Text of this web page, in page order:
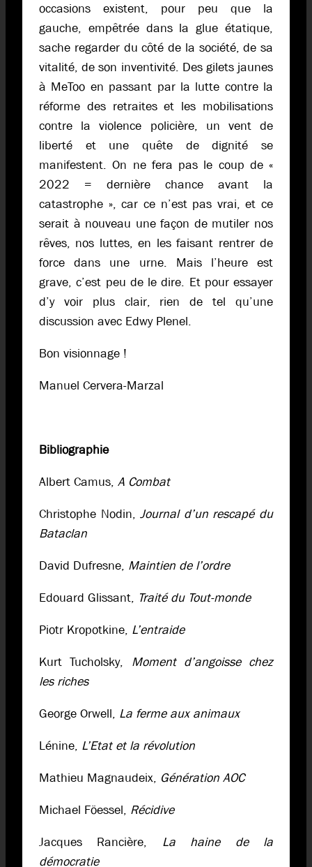
occasions existent, pour peu que la
gauche, empêtrée dans la glue étatique,
sache regarder du côté de la société, de sa
vitalité, de son inventivité. Des gilets jaunes
à MeToo en passant par la lutte contre la
réforme des retraites et les mobilisations
contre la violence policière, un vent de
liberté et une quête de dignité se
manifestent. On ne fera pas le coup de «
2022 = dernière chance avant la
catastrophe », car ce n’est pas vrai, et ce
serait à nouveau une façon de mutiler nos
rêves, nos luttes, en les faisant rentrer de
force dans une urne. Mais l’heure est
grave, c’est peu de le dire. Et pour essayer
d’y voir plus clair, rien de tel qu’une
discussion avec Edwy Plenel.
Bon visionnage !
Manuel Cervera-Marzal
Bibliographie
Albert Camus, A Combat
Christophe Nodin, Journal d’un rescapé du
Bataclan
David Dufresne, Maintien de l’ordre
Edouard Glissant, Traité du Tout-monde
Piotr Kropotkine, L’entraide
Kurt Tucholsky, Moment d’angoisse chez
les riches
George Orwell, La ferme aux animaux
Lénine, L’Etat et la révolution
Mathieu Magnaudeix, Génération AOC
Michael Föessel, Récidive
Jacques Rancière, La haine de la
démocratie